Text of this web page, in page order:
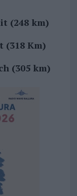
(248 km)
(318 Km)
(305 km)